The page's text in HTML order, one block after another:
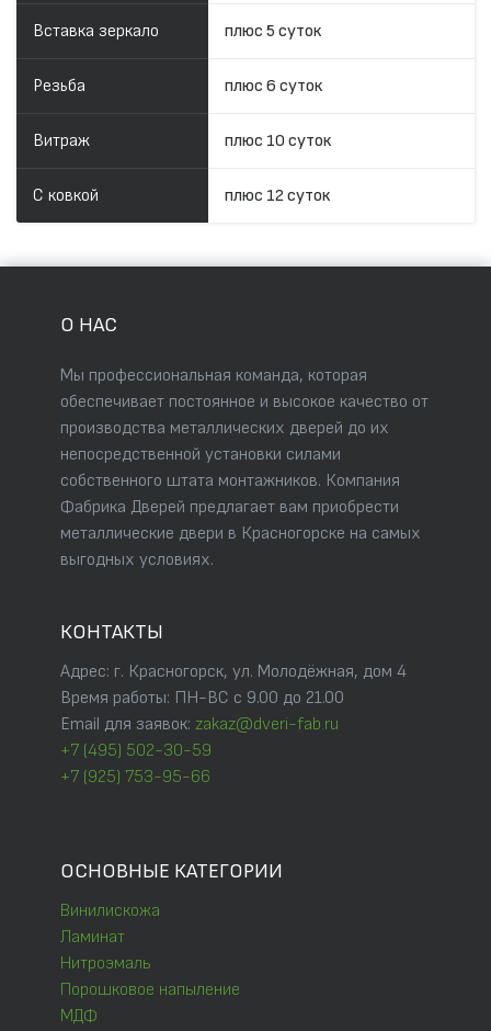
Вставка зеркало плюс 5 суток
Резьба плюс 6 суток
Витраж плюс 10 суток
С ковкой плюс 12 суток
О НАС
Мы профессиональная команда, которая
обеспечивает постоянное и высокое качество от
производства металлических дверей до их
непосредственной установки силами
собственного штата монтажников. Компания
Фабрика Дверей предлагает вам приобрести
металлические двери в Красногорске на самых
выгодных условиях.
КОНТАКТЫ
Адрес: г. Красногорск, ул. Молодёжная, дом 4
Время работы: ПН-ВС с 9.00 до 21.00
Email для заявок: zakaz@dveri-fab.ru
+7 (495) 502-30-59
+7 (925) 753-95-66
ОСНОВНЫЕ КАТЕГОРИИ
Винилискожа
Ламинат
Нитроэмаль
Порошковое напыление
МДФ